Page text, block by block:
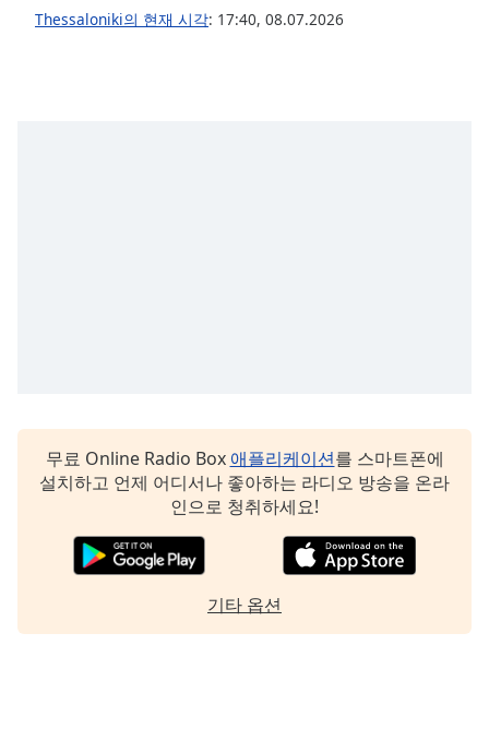
FamilyThessaloniki의 현재 시각: 17:40, 08.07.2026
무료 Online Radio Box 애플리케이션를 스마트폰에
설치하고 언제 어디서나 좋아하는 라디오 방송을 온라
인으로 청취하세요!
기타 옵션